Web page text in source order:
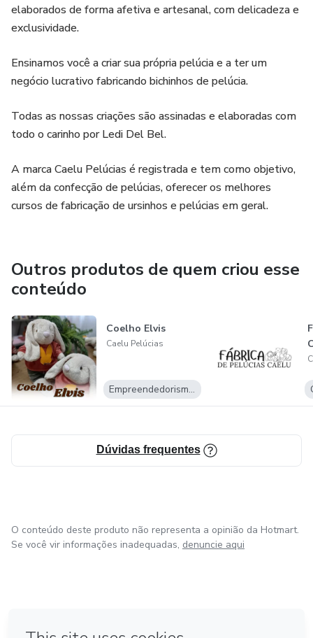
elaborados de forma afetiva e artesanal, com delicadeza e
exclusividade.
Ensinamos você a criar sua própria pelúcia e a ter um
negócio lucrativo fabricando bichinhos de pelúcia.
Todas as nossas criações são assinadas e elaboradas com
todo o carinho por Ledi Del Bel.
A marca Caelu Pelúcias é registrada e tem como objetivo,
além da confecção de pelúcias, oferecer os melhores
cursos de fabricação de ursinhos e pelúcias em geral.
Outros produtos de quem criou esse
conteúdo
Coelho Elvis
Caelu Pelúcias
Empreendedorismo Digital
Dúvidas frequentes
O conteúdo deste produto não representa a opinião da Hotmart.
Se você vir informações inadequadas, denuncie aqui